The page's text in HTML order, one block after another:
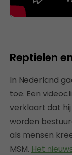
Reptielen
In Nederland
toe. Een
verklaart dat hij
worden
als mensen
MSM. Het